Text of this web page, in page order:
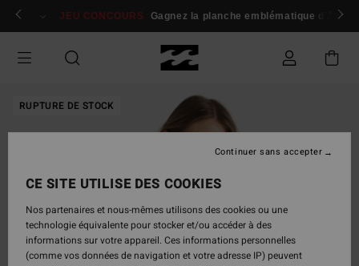
Passer
Se connecter / s'inscrire
JEU CONCOURS Gagnez la planche emblématique d'Andy
RUPTURE DE STOCK
CE SITE UTILISE DES COOKIES
Nos partenaires et nous-mêmes utilisons des cookies ou une
technologie équivalente pour stocker et/ou accéder à des
informations sur votre appareil. Ces informations personnelles
(comme vos données de navigation et votre adresse IP) peuvent
Continuer sans accepter